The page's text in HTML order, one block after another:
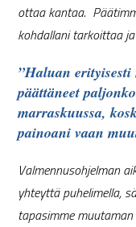
ottaa kantaa.
kohdallani tarkoittaa
”Haluan erityisesti
päättäneet
marraskuussa,
painoani vaan
Valmennusohjelman
yhteyttä puhelimella,
tapasimme